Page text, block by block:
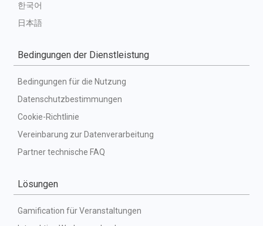
한국어
日本語
Bedingungen der Dienstleistung
Bedingungen für die Nutzung
Datenschutzbestimmungen
Cookie-Richtlinie
Vereinbarung zur Datenverarbeitung
Partner technische FAQ
Lösungen
Gamification für Veranstaltungen